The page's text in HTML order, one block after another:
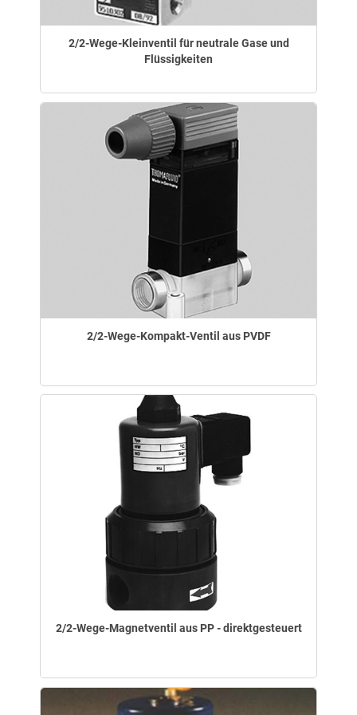
2/2-Wege-Kleinventil für neutrale Gase und
Flüssigkeiten
2/2-Wege-Kompakt-Ventil aus PVDF
2/2-Wege-Magnetventil aus PP - direktgesteuert